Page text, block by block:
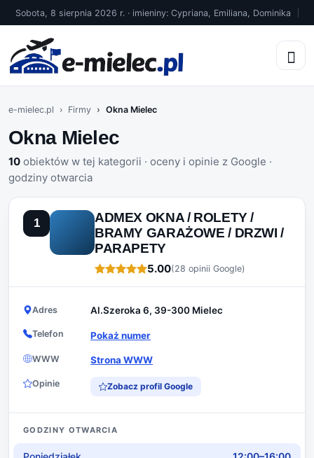
Sobota, 8 sierpnia 2026 r. · imieniny: Cypriana, Emiliana, Dominika
e-mielec.pl Firmy Okna Mielec
Okna Mielec
10 obiektów w tej kategorii · oceny i opinie z Google ·
godziny otwarcia
1
ADMEX OKNA / ROLETY /
BRAMY GARAŻOWE / DRZWI /
PARAPETY
5.00(28 opinii Google)
Adres Al.Szeroka 6, 39-300 Mielec
Telefon Pokaż numer
WWW Strona WWW
Opinie Zobacz profil Google
GODZINY OTWARCIA